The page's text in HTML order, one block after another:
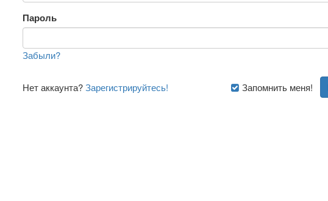
Пароль
Забыли?
Запомнить меня!
Нет аккаунта?Зарегистрируйтесь!